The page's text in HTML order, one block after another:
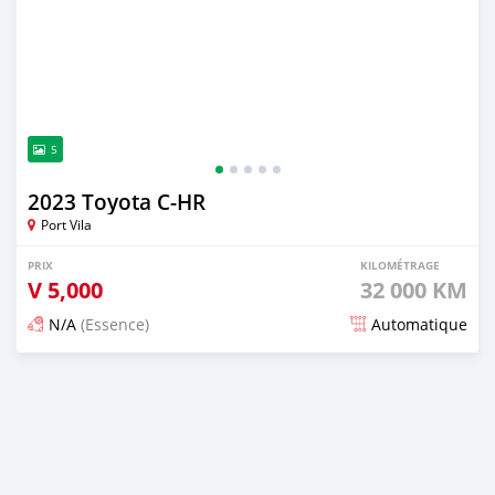
5
2023 Toyota C-HR
Port Vila
PRIX
V 5,000
KILOMÉTRAGE
32 000 KM
N/A (Essence) Automatique